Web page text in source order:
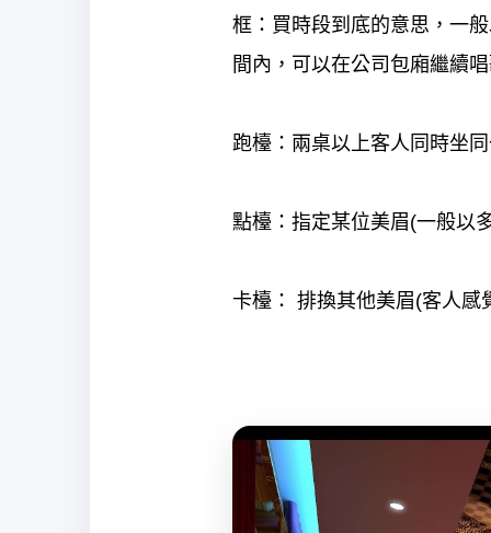
框：買時段到底的意思，一
間內，可以在公司包廂繼續
跑檯：兩桌以上客人同時坐
點檯：指定某位美眉(一般以
卡檯： 排換其他美眉(客人